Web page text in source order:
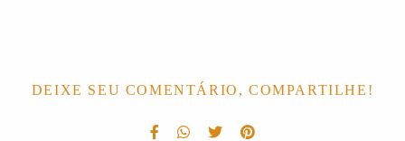
DEIXE SEU COMENTÁRIO, COMPARTILHE!